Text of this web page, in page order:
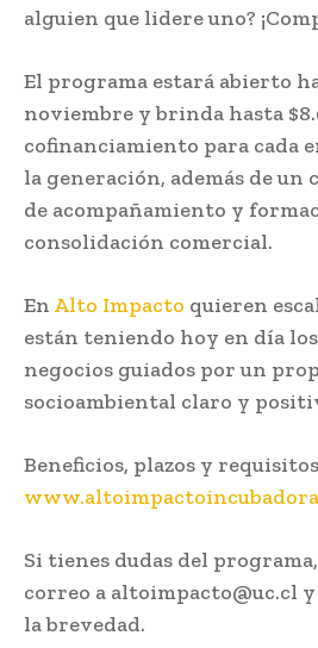
alguien que lidere uno?
El programa estará abierto
noviembre y brinda hasta
cofinanciamiento para cada
la generación, además de un
de acompañamiento y
consolidación comercial.
En Alto Impacto quieren
están teniendo hoy en día
negocios guiados por un
socioambiental claro y
Beneficios, plazos y
Si tienes dudas del
correo a altoimpacto@uc.cl
la brevedad.